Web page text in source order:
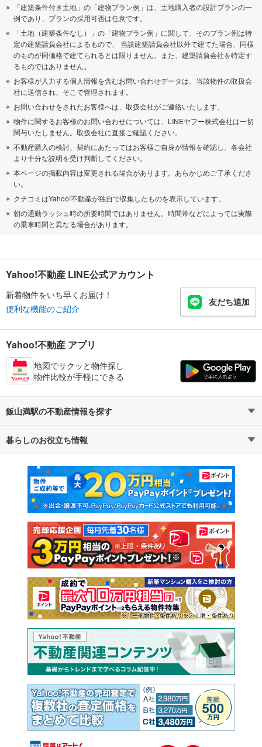
「建築条件付き土地」の「建物プラン例」は、土地購入者の設計プランの一
例であり、プランの採用可否は任意です。
「土地（建築条件なし）」の「建物プラン例」に関して、そのプラン例は特
定の建築請負会社によるもので、 当該建築請負会社以外で建てた場合、同様
のものが同価格で建てられるとは限りません。また、建築請負会社を特定す
るものではありません。
お客様が入力する個人情報を含むお問い合わせデータは、当該物件の取扱会
社に送信され、そこで管理されます。
お問い合わせをされたお客様へは、取扱会社がご連絡いたします。
物件に関するお客様のお問い合わせについては、LINEヤフー株式会社は一切
関与いたしません。取扱会社に直接ご確認ください。
不動産購入の検討、契約にあたってはお客様ご自身が情報を確認し、各会社
より十分な説明を受け判断してください。
本ページの掲載内容は変更される場合があります。あらかじめご了承くださ
い。
クチコミはYahoo!不動産が独自で収集したものを表示しています。
朝の通勤ラッシュ時の所要時間ではありません。時間帯などによっては実際
の乗車時間と異なる場合があります。
Yahoo!不動産 LINE公式アカウント
新着物件をいち早くお届け！
便利な機能のご紹介
友だち追加
Yahoo!不動産 アプリ
地図でサクッと物件探し
物件比較が手軽にできる
飯山満駅の不動産情報を探す
不動産・住宅
新築マンション 中古マンション
新築一戸建て 中古一戸建て
注文住宅 土地
売却査定
暮らしのお役立ち情報
マンションカタログ 教えて！住まいの先生